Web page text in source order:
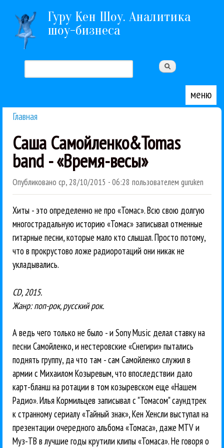
Перейти к основному содержанию
Гуру Кен Шоу. Аналитика
шоу-бизнеса
Форма поиска
меню
Главная
Саша Самойленко&Tomas
band - «Время-весы»
Опубликовано ср, 28/10/2015 - 06:28 пользователем guruken
Хиты - это определенно не про «Томас». Всю свою долгую
многострадальную историю «Томас» записывал отменные
гитарные песни, которые мало кто слышал. Просто потому,
что в прокрустово ложе радиоротаций они никак не
укладывались.
CD, 2015.
Жанр: поп-рок, русский рок.
А ведь чего только не было - и Sony Music делал ставку на
песни Самойленко, и нестеровские «Снегири» пытались
поднять группу, да что там - сам Самойленко служил в
армии с Михаилом Козыревым, что впоследствии дало
карт-бланш на ротации в том козыревском еще «Нашем
Радио». Илья Кормильцев записывал с "Томасом" саундтрек
к странному сериалу «Тайный знак», Кен Хенсли выступал на
презентации очередного альбома «Томаса», даже MTV и
Муз-ТВ в лучшие годы крутили клипы «Томаса». Не говоря о